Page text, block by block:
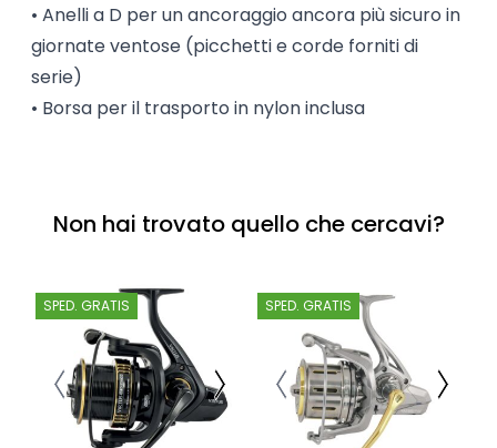
• Anelli a D per un ancoraggio ancora più sicuro in
giornate ventose (picchetti e corde forniti di
serie)
• Borsa per il trasporto in nylon inclusa
Non hai trovato quello che cercavi?
SPED. GRATIS SPED. GRATIS